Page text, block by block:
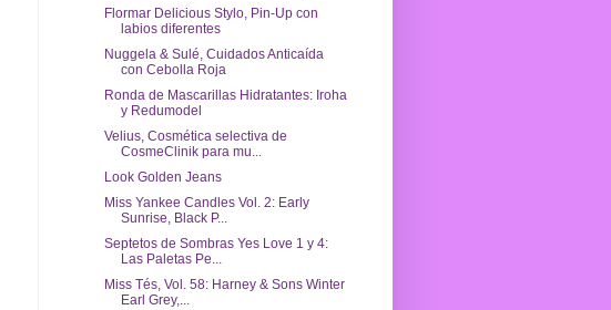
Flormar Delicious Stylo, Pin-Up con
labios diferentes
Nuggela & Sulé, Cuidados Anticaída
con Cebolla Roja
Ronda de Mascarillas Hidratantes: Iroha
y Redumodel
Velius, Cosmética selectiva de
CosmeClinik para mu...
Look Golden Jeans
Miss Yankee Candles Vol. 2: Early
Sunrise, Black P...
Septetos de Sombras Yes Love 1 y 4:
Las Paletas Pe...
Miss Tés, Vol. 58: Harney & Sons Winter
Earl Grey,...